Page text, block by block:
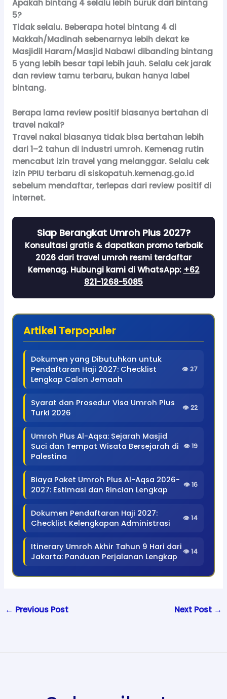
Apakah bintang 4 selalu lebih buruk dari bintang
5?
Tidak selalu. Beberapa hotel bintang 4 di
Makkah/Madinah sebenarnya lebih dekat ke
Masjidil Haram/Masjid Nabawi dibanding bintang
5 yang lebih besar tapi lebih jauh. Selalu cek jarak
dan review tamu terbaru, bukan hanya label
bintang.
Berapa lama review positif biasanya bertahan di
travel nakal?
Travel nakal biasanya tidak bisa bertahan lebih
dari 1–2 tahun di industri umroh. Kemenag rutin
mencabut izin travel yang melanggar. Selalu cek
izin PPIU terbaru di siskopatuh.kemenag.go.id
sebelum mendaftar, terlepas dari review positif di
internet.
Siap Berangkat Umroh Plus 2027?
Konsultasi gratis & dapatkan promo terbaik
2026 dari travel umroh resmi terdaftar
Kemenag. Hubungi kami di WhatsApp: +62
821-1268-5085
Artikel Terpopuler
Dokumen yang Dibutuhkan untuk
Pendaftaran Haji 2027: Checklist
Lengkap Calon Jemaah
👁 27
Syarat dan Prosedur Visa Umroh Plus
Turki 2026
👁 22
Umroh Plus Al-Aqsa: Sejarah Masjid
Suci dan Tempat Wisata Bersejarah di
Palestina
👁 19
Biaya Paket Umroh Plus Al-Aqsa 2026-
2027: Estimasi dan Rincian Lengkap
👁 16
Dokumen Pendaftaran Haji 2027:
Checklist Kelengkapan Administrasi
👁 14
Itinerary Umroh Akhir Tahun 9 Hari dari
Jakarta: Panduan Perjalanan Lengkap
👁 14
← Previous Post Next Post →